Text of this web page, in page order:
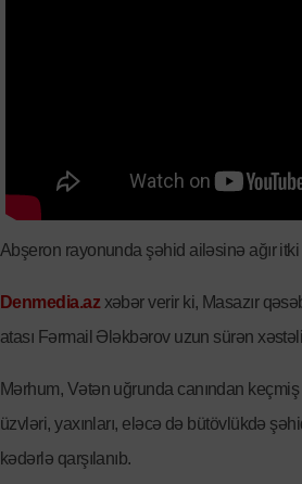
Abşeron rayonunda şəhid ailəsinə ağır
Denmedia.az xəbər verir ki, Masazır
atası Fərmail Ələkbərov uzun sürən
Mərhum, Vətən uğrunda canından
üzvləri, yaxınları, eləcə də bütövlükdə
kədərlə qarşılanıb.